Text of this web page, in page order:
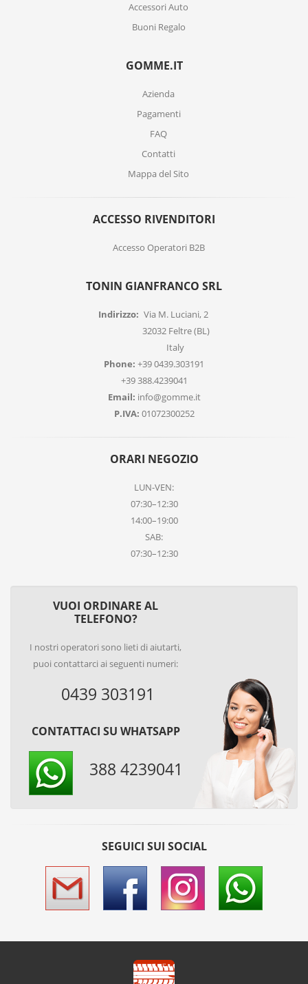
Accessori Auto
Buoni Regalo
GOMME.IT
Azienda
Pagamenti
FAQ
Contatti
Mappa del Sito
ACCESSO RIVENDITORI
Accesso Operatori B2B
TONIN GIANFRANCO SRL
Indirizzo: Via M. Luciani, 2
32032 Feltre (BL)
Italy
Phone: +39 0439.303191
+39 388.4239041
Email: info@gomme.it
P.IVA: 01072300252
ORARI NEGOZIO
LUN-VEN:
07:30–12:30
14:00–19:00
SAB:
07:30–12:30
VUOI ORDINARE AL
TELEFONO?
I nostri operatori sono lieti di aiutarti,
puoi contattarci ai seguenti numeri:
0439 303191
CONTATTACI SU WHATSAPP
388 4239041
SEGUICI SUI SOCIAL